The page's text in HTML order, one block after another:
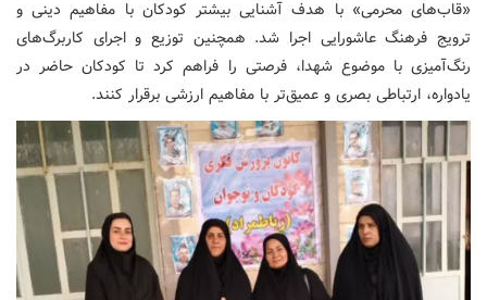
«قاب‌های محرمی» با هدف آشنایی بیشتر کودکان با مفاهیم دینی و
ترویج فرهنگ عاشورایی اجرا شد. همچنین توزیع و اجرای کاربرگ‌های
رنگ‌آمیزی با موضوع شهدا، فرصتی را فراهم کرد تا کودکان حاضر در
یادواره، ارتباطی بصری و عمیق‌تر با مفاهیم ارزشی برقرار کنند.